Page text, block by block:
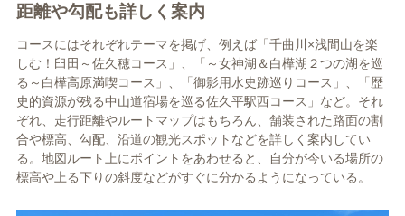
距離や勾配も詳しく案内
コースにはそれぞれテーマを掲げ、例えば「千曲川×浅間山を楽
しむ！臼田～佐久穂コース」、「～女神湖＆白樺湖２つの湖を巡
る～白樺高原満喫コース」、「御影用水史跡巡りコース」、「歴
史的資源が残る中山道宿場を巡る佐久平駅西コース」など。それ
ぞれ、走行距離やルートマップはもちろん、舗装された路面の割
合や標高、勾配、沿道の観光スポットなどを詳しく案内してい
る。地図ルート上にポイントをあわせると、自分が今いる場所の
標高や上る下りの斜度などがすぐに分かるようになっている。